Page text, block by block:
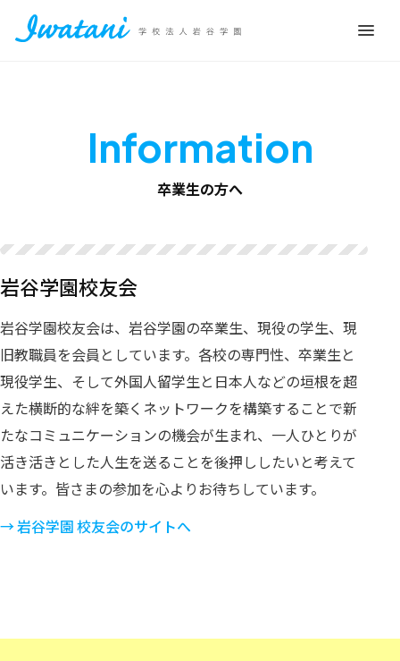
Information
卒業生の方へ
岩谷学園校友会
岩谷学園校友会は、岩谷学園の卒業生、現役の学生、現
旧教職員を会員としています。各校の専門性、卒業生と
現役学生、そして外国人留学生と日本人などの垣根を超
えた横断的な絆を築くネットワークを構築することで新
たなコミュニケーションの機会が生まれ、一人ひとりが
活き活きとした人生を送ることを後押ししたいと考えて
います。皆さまの参加を心よりお待ちしています。
→ 岩谷学園 校友会のサイトへ